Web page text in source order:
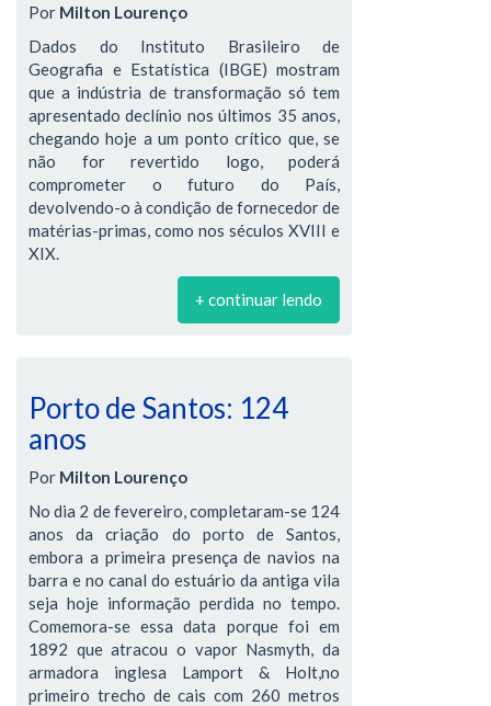
Por Milton Lourenço
Dados do Instituto Brasileiro de
Geografia e Estatística (IBGE) mostram
que a indústria de transformação só tem
apresentado declínio nos últimos 35 anos,
chegando hoje a um ponto crítico que, se
não for revertido logo, poderá
comprometer o futuro do País,
devolvendo-o à condição de fornecedor de
matérias-primas, como nos séculos XVIII e
XIX.
+ continuar lendo
Porto de Santos: 124
anos
Por Milton Lourenço
No dia 2 de fevereiro, completaram-se 124
anos da criação do porto de Santos,
embora a primeira presença de navios na
barra e no canal do estuário da antiga vila
seja hoje informação perdida no tempo.
Comemora-se essa data porque foi em
1892 que atracou o vapor Nasmyth, da
armadora inglesa Lamport & Holt,no
primeiro trecho de cais com 260 metros